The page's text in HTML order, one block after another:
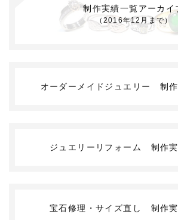
制作実績一覧アーカイ
（2016年12月まで）
オーダーメイドジュエリー 制
ジュエリーリフォーム 制作
宝石修理・サイズ直し 制作